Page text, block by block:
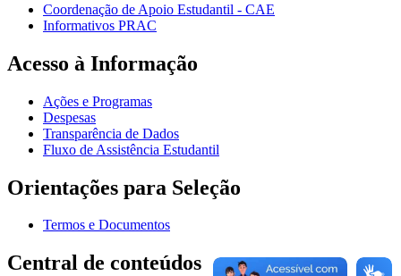
Coordenação de Apoio Estudantil - CAE
Informativos PRAC
Acesso à Informação
Ações e Programas
Despesas
Transparência de Dados
Fluxo de Assistência Estudantil
Orientações para Seleção
Termos e Documentos
Central de conteúdos